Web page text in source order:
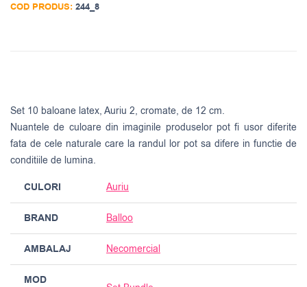
COD PRODUS: 244_8
Set 10 baloane latex, Auriu 2, cromate, de 12 cm.
Nuantele de culoare din imaginile produselor pot fi usor diferite
fata de cele naturale care la randul lor pot sa difere in functie de
conditiile de lumina.
CULORI Auriu
BRAND Balloo
AMBALAJ Necomercial
MOD